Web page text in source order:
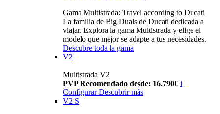
Gama Multistrada: Travel according to Ducati
La familia de Big Duals de Ducati dedicada a
viajar. Explora la gama Multistrada y elige el
modelo que mejor se adapte a tus necesidades.
Descubre toda la gama
V2
Multistrada V2
PVP Recomendado desde: 16.790€ i
Configurar Descubrir más
V2 S